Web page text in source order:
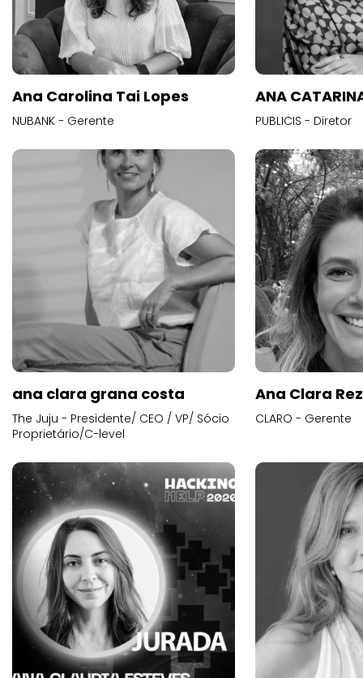
Ana Carolina Tai Lopes
NUBANK - Gerente
ANA
PUBLICIS - Diretor
ana clara grana costa
The Juju - Presidente/ CEO / VP/ Sócio
Proprietário/C-level
Ana Clara
CLARO - Gerente